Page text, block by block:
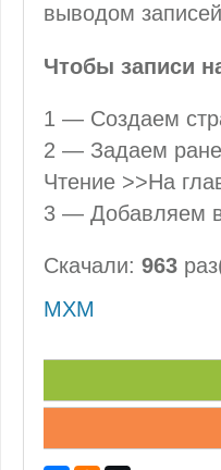
выводом
Чтобы записи
1 — Создаем
2 — Задаем
Чтение >>На
3 — Добавляем
Скачали: 963
MXM